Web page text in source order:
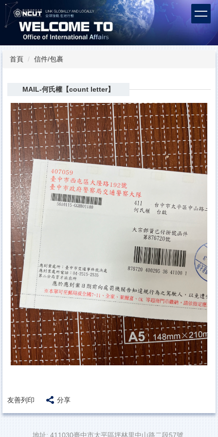
跳
到
主
內
容首頁 信件/包裹
MAIL-何氏權【count letter】
友善列印 分享
地址: 411030臺中市太平區坪林里中山路二段57號